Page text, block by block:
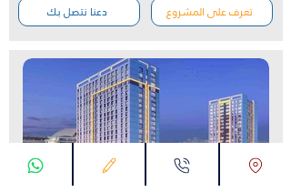
دعنا نتصل بك تعرف على المشروع